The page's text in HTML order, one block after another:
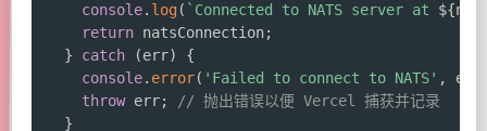
console. log( ` Connected to NATS server at ${
return natsConnection;
}
catch (err)
{
console. error( 'Failed to connect to NATS' , err
throw err;
// 抛出错误以便 Vercel 捕获并记录
}